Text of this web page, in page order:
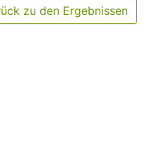
zu den Ergebnissen